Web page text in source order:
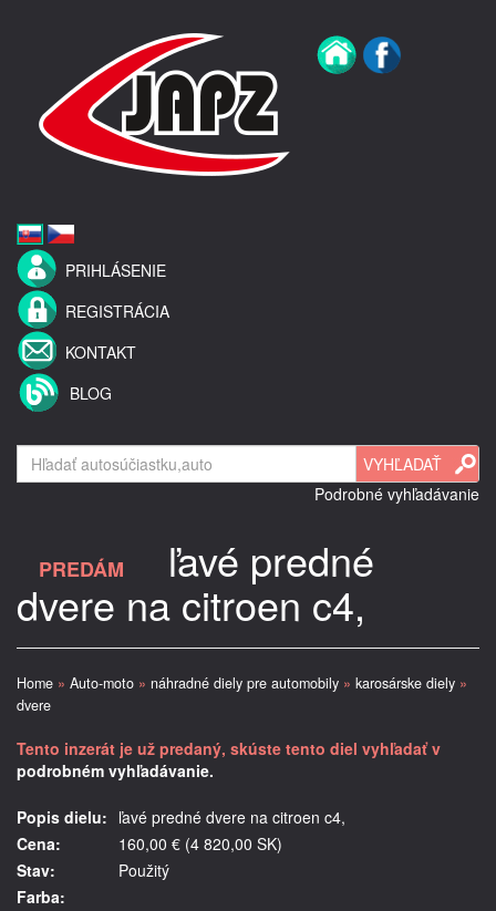
PRIHLÁSENIE
REGISTRÁCIA
KONTAKT
BLOG
Podrobné vyhľadávanie
PREDÁM ľavé predné
dvere na citroen c4,
Home » Auto-moto » náhradné diely pre automobily » karosárske diely »
dvere
Tento inzerát je už predaný, skúste tento diel vyhľadať v
podrobném vyhľadávanie.
Popis dielu: ľavé predné dvere na citroen c4,
Cena:
160,00 € (4 820,00 SK)
Stav:
Použitý
Farba: